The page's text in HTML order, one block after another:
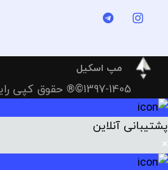
مپ اسکیل
1397-1405©® حقوق کپی رایت مپ اسکیل
پشتیبانی آنلاین
×